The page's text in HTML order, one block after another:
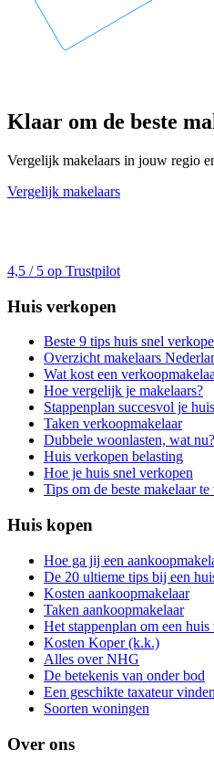
Klaar om de beste
Vergelijk makelaars in jouw regio
Vergelijk makelaars
4,5 / 5 op Trustpilot
Huis verkopen
Beste 9 tips huis snel
Overzicht makelaars
Wat kost een
Hoe vergelijk je makelaars?
Stappenplan succesvol je
Taken verkoopmakelaar
Dubbele woonlasten, wat nu?
Huis verkopen belasting
Hoe je huis snel verkopen
Tips om de beste makelaar
Huis kopen
Hoe ga jij een
De 20 ultieme tips bij een
Kosten aankoopmakelaar
Taken aankoopmakelaar
Het stappenplan om een huis
Kosten Koper (k.k.)
Alles over NHG
De betekenis van onder bod
Een geschikte taxateur vinden
Soorten woningen
Over ons